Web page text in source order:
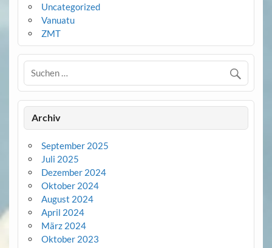
Uncategorized
Vanuatu
ZMT
Archiv
September 2025
Juli 2025
Dezember 2024
Oktober 2024
August 2024
April 2024
März 2024
Oktober 2023